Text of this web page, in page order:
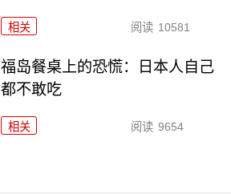
相关 阅读 10581
福岛餐桌上的恐慌：日本人自己
都不敢吃
相关 阅读 9654